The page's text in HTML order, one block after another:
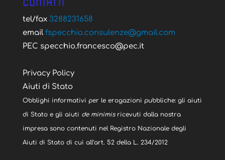
CONTATTI
tel/fax 3288231658
email fspecchio.consulenze@gmail.com
PEC specchio.francesco@pec.it
Privacy Policy
Aiuti di Stato
Obblighi informativi per le erogazioni pubbliche: gli aiuti
di Stato e gli aiuti de minimisricevuti dalla nostra
impresa sono contenuti nel Registro Nazionale degli
Aiuti di Stato di cui all’art. 52 della L. 234/2012